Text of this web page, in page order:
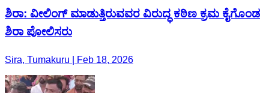
ಶಿರಾ: ವೀಲಿಂಗ್ ಮಾಡುತ್ತಿರುವವರ ವಿರುದ್ಧ ಕಠಿಣ ಕ್ರಮ ಕೈಗೊಂಡ
ಶಿರಾ ಪೋಲಿಸರು
Sira, Tumakuru | Feb 18, 2026